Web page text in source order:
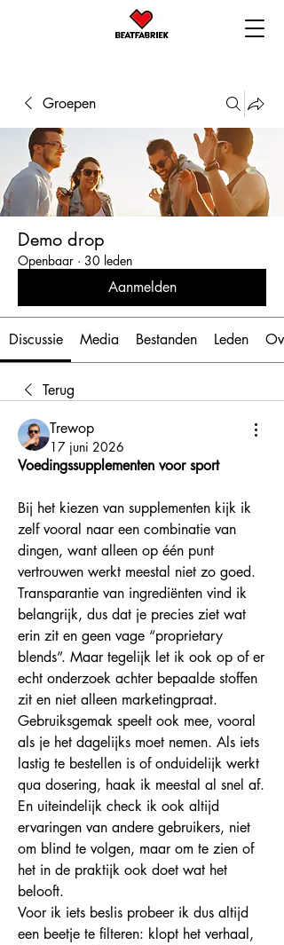
Groepen
Demo drop
Openbaar · 30 leden
Aanmelden
Discussie Media Bestanden Leden
Terug
Trewop
17 juni 2026
Voedingssupplementen voor sport
Bij het kiezen van supplementen kijk ik
zelf vooral naar een combinatie van
dingen, want alleen op één punt
vertrouwen werkt meestal niet zo goed.
Transparantie van ingrediënten vind ik
belangrijk, dus dat je precies ziet wat
erin zit en geen vage “proprietary
blends”. Maar tegelijk let ik ook op of er
echt onderzoek achter bepaalde stoffen
zit en niet alleen marketingpraat.
Gebruiksgemak speelt ook mee, vooral
als je het dagelijks moet nemen. Als iets
lastig te bestellen is of onduidelijk werkt
qua dosering, haak ik meestal al snel af.
En uiteindelijk check ik ook altijd
ervaringen van andere gebruikers, niet
om blind te volgen, maar om te zien of
het in de praktijk ook doet wat het
belooft.
Voor ik iets beslis probeer ik dus altijd
een beetje te filteren: klopt het verhaal,